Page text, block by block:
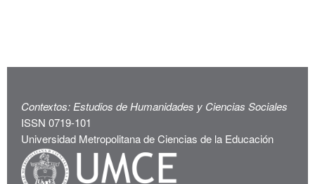
Contextos: Estudios de Humanidades y Ciencias Sociales
ISSN 0719-101
Universidad Metropolitana de Ciencias de la Educación